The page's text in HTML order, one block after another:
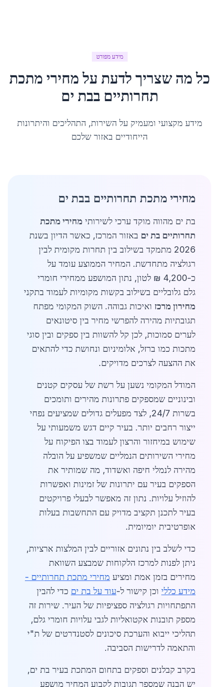
מידע מפורט
כל מה שצריך לדעת עלמחירי מתכת
תחרותיים בבת ים
מידע מקצועי ומעמיק על השירות, התהליכים והיתרונות
הייחודיים באזור שלכם
מחירי מתכת תחרותיים בבת ים
בת ים מהווה מוקד ערכי לשירותי מחירי מתכת
תחרותיים בת ים באזור המרכז, כאשר הדיון בשנת
2026 מתמקד בשילוב בין תחרות מקומית לבין
רגולציה מתחדשת. המחיר הממוצע עומד על
כ-4,200 ₪ לטון, נתון המושפע ממחירי חומרי
גלם גלובליים בשילוב בקשות מקומיות לעמוד בתקני
מחירון מרכז ואיכות גבוהה. השוק המקומי מפתח
תגובתיות מהירה להפרשי מחיר בין סיטונאים
לערים סמוכות, לכן קל להשוות בין ספקים ובין סוגי
מתכות כמו ברזל, אלומיניום ונחושת כדי להתאים
את ההצעה לצרכים מדויקים.
המודל המקומי נשען על רשת של עסקים קטנים
ובינוניים שמספקים פתרונות מהירים ותומכים
בשרות 24/7, לצד מפעלים גדולים שמציעים נפחי
ייצור רחבים יותר. בעיר קיים דגש משמעותי על
שימוש במיחזור והרצון לעמוד בצו הפיקוח על
מחירי השירותים הנמליים שמשפיע על הובלה
מהירה לנמלי חיפה ואשדוד, מה שמותיר את
הספקים בעיר עם יתרונות של זמינות ואפשרות
להוזיל עלויות. נתון זה מאפשר לבעלי פרויקטים
בעיר לתכנן תקציב מדויק עם התחשבות בעלות
אופרטיבית יומיומית.
כדי לשלב בין נתונים אזוריים לבין המלצות ארציות,
ניתן לפנות למרכז הלקוחות שמבצע השוואת
מחירים בזמן אמת ומציע מחירי מתכת תחרותיים -
מידע כללי וכן קישור ל-עוד על בת ים כדי להבין
התפתחויות רגולציה ספציפיות של העיר. שירות זה
מספק תובנות אקטואליות לגבי עלויות חומרי גלם,
תהליכי ייבוא והערכת סיכונים לסטנדרטים של ת"י
והתאמה לדרישות הסביבה.
בקרב קבלנים וספקים בתחום המתכת בעיר בת ים,
יש הבנה שמספר תגובות לקבוע המחיר מושפע